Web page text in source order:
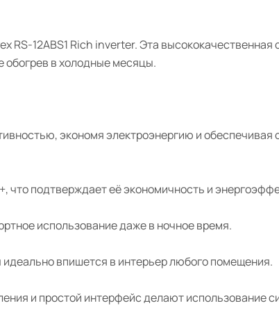
12ABS1 Rich inverter. Эта высококачественная
обогрев в холодные месяцы.
экономя электроэнергию и обеспечивая
что подтверждает её экономичность и
использование даже в ночное время.
впишется в интерьер любого помещения.
и простой интерфейс делают использование